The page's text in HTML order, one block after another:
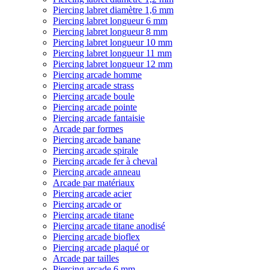
Piercing labret diamètre 1,6 mm
Piercing labret longueur 6 mm
Piercing labret longueur 8 mm
Piercing labret longueur 10 mm
Piercing labret longueur 11 mm
Piercing labret longueur 12 mm
Piercing arcade homme
Piercing arcade strass
Piercing arcade boule
Piercing arcade pointe
Piercing arcade fantaisie
Arcade par formes
Piercing arcade banane
Piercing arcade spirale
Piercing arcade fer à cheval
Piercing arcade anneau
Arcade par matériaux
Piercing arcade acier
Piercing arcade or
Piercing arcade titane
Piercing arcade titane anodisé
Piercing arcade bioflex
Piercing arcade plaqué or
Arcade par tailles